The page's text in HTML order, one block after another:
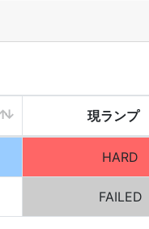
現ランプ
HARD
FAILED